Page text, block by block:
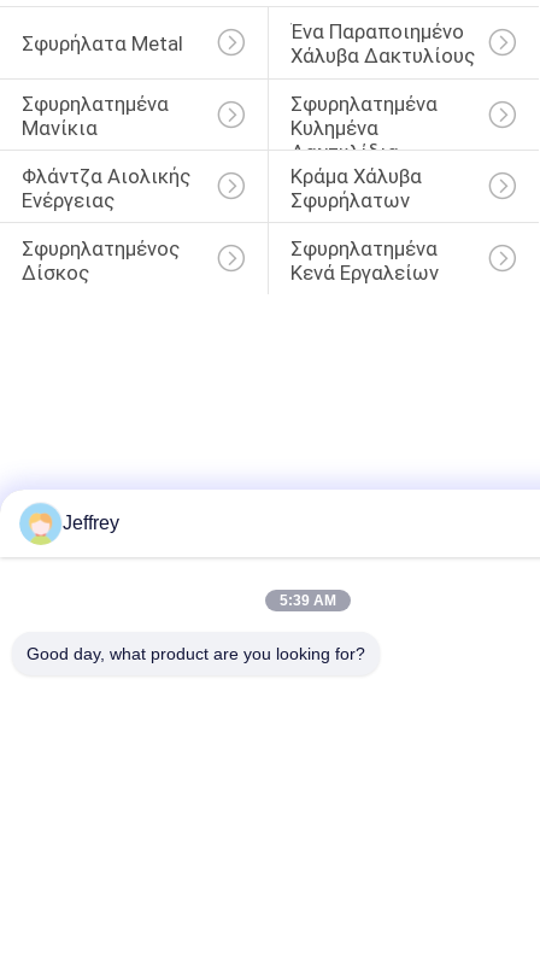
Σφυρήλατα Metal
Ένα Παραποιημένο
Χάλυβα Δακτυλίους
Σφυρηλατημένα
Μανίκια
Σφυρηλατημένα
Κυλημένα
Δαχτυλίδια
Φλάντζα Αιολικής
Ενέργειας
Κράμα Χάλυβα
Σφυρήλατων
Σφυρηλατημένος
Δίσκος
Σφυρηλατημένα
Κενά Εργαλείων
Jeffrey
5:39 AM
Good day, what product are you looking for?